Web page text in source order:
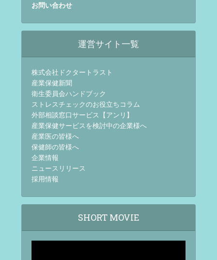
お問い合わせ
運営サイト一覧
株式会社ドクタートラスト
産業保健新聞
衛生委員会ハンドブック
ストレスチェックのお役立ちコラム
外部相談窓口サービス【アンリ】
産業保健サービスを検討中の企業様へ
産業医の皆様へ
保健師の皆様へ
企業情報
ニュースリリース
採用情報
SHORT MOVIE